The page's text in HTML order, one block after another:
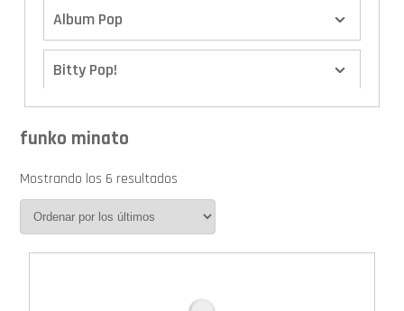
Album Pop
Bitty Pop!
Calendario de Adviento
Cover Pop!
funko minato
Mostrando los 6 resultados